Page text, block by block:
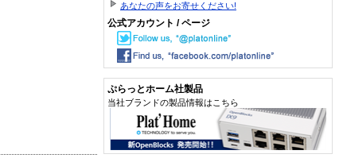
あなたの声をお寄せください!
公式アカウント / ページ
ぷらっとホーム社製品
当社ブランドの製品情報はこちら